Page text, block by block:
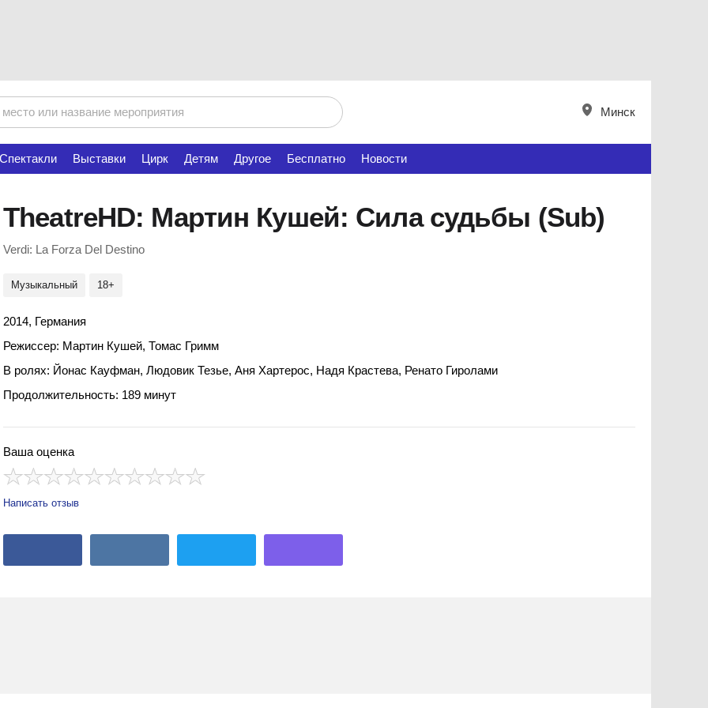
Минск
Спектакли Выставки Цирк Детям Другое Бесплатно Новости
TheatreHD: Мартин Кушей: Сила судьбы (Sub)
Verdi: La Forza Del Destino
Музыкальный 18+
2014, Германия
Режиссер: Мартин Кушей, Томас Гримм
В ролях: Йонас Кауфман, Людовик Тезье, Аня Хартерос, Надя Крастева, Ренато Гиролами
Продолжительность: 189 минут
Ваша оценка
Написать отзыв